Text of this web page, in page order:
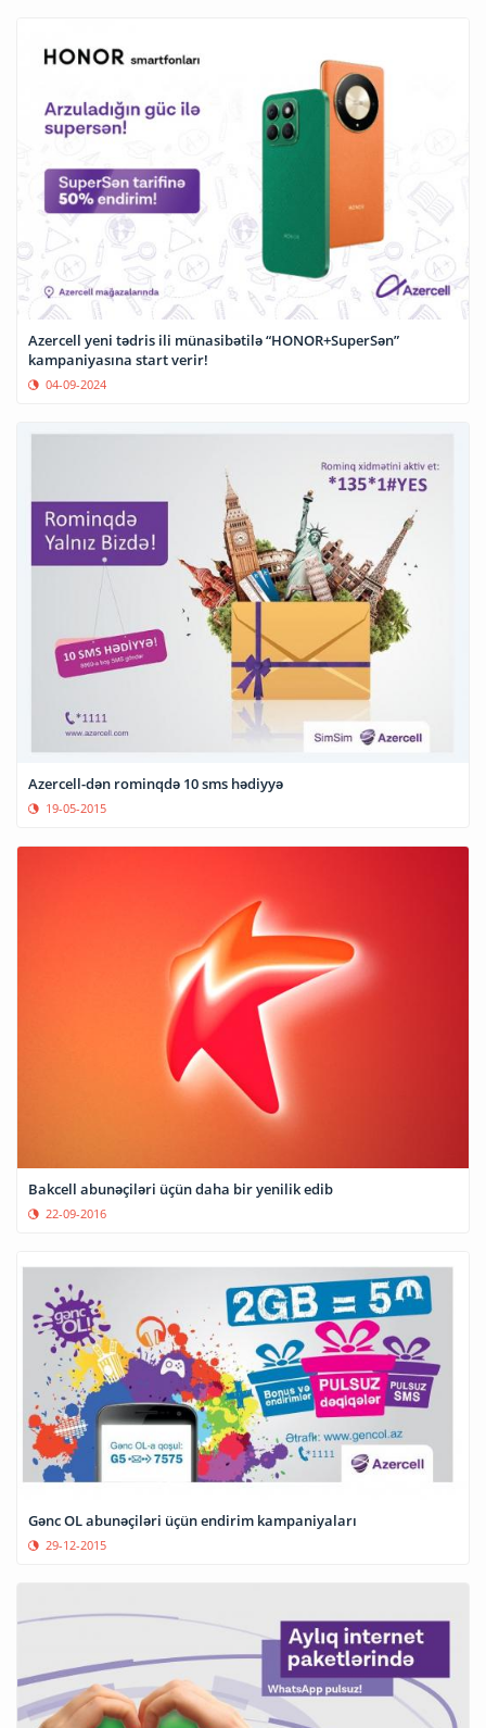
Azercell yeni tədris ili münasibətilə “HONOR+SuperSən”
kampaniyasına start verir!
04-09-2024
Azercell-dən rominqdə 10 sms hədiyyə
19-05-2015
Bakcell abunəçiləri üçün daha bir yenilik edib
22-09-2016
Gənc OL abunəçiləri üçün endirim kampaniyaları
29-12-2015